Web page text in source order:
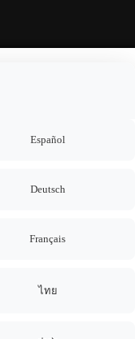
Español
Deutsch
Français
ไทย